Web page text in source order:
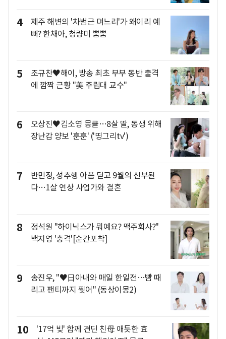
4
제주 해변의 '차범근 며느리'가 왜이리 예
뻐? 한채아, 청량미 뿜뿜
5
조규찬♥해이, 방송 최초 부부 동반 출격
에 깜짝 근황 "美 주립대 교수"
6
오상진♥김소영 뭉클…8살 딸, 동생 위해
장난감 양보 '훈훈' ('띵그리tv')
7
반민정, 성추행 아픔 딛고 9월의 신부된
다…1살 연상 사업가와 결혼
8
정석원 "하이닉스가 뭐예요? 맥주회사?"
백지영 '충격'[순간포착]
9
송진우, "♥日아내와 매일 한일전…뺨 때
리고 팬티까지 찢어" (동상이몽2)
10
'17억 빚' 함께 견딘 친母 애틋한 효